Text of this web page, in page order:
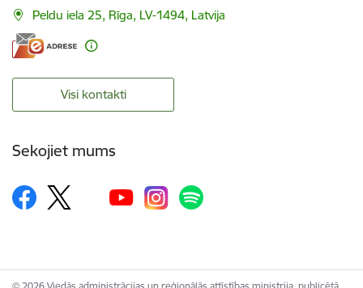
Peldu iela 25, Rīga, LV-1494, Latvija
Visi kontakti
Sekojiet mums